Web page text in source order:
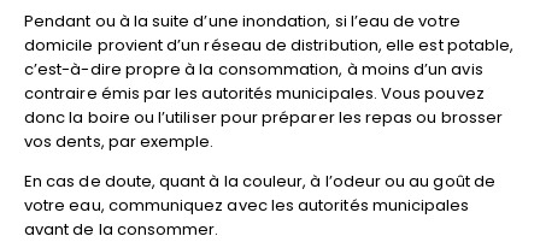
Pendant ou à la suite d’une inondation, si l’eau de votre
domicile provient d’un réseau de distribution, elle est potable,
c’est-à-dire propre à la consommation, à moins d’un avis
contraire émis par les autorités municipales. Vous pouvez
donc la boire ou l’utiliser pour préparer les repas ou brosser
vos dents, par exemple.
En cas de doute, quant à la couleur, à l’odeur ou au goût de
votre eau, communiquez avec les autorités municipales
avant de la consommer.